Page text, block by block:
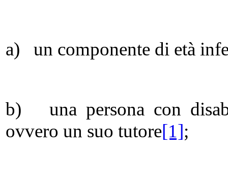
a) un componente di età
b) una persona con
ovvero un suo tutore[1];